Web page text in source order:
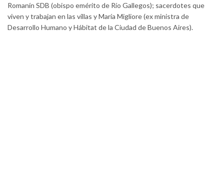
Romanín SDB (obispo emérito de Río Gallegos); sacerdotes que
viven y trabajan en las villas y María Migliore (ex ministra de
Desarrollo Humano y Hábitat de la Ciudad de Buenos Aires).